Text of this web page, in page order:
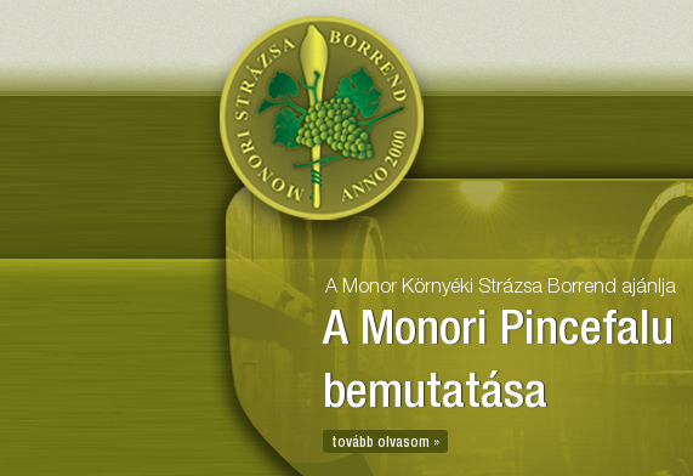
A Monor Környéki Strázsa Borrend ajánlja
A Monori Pincefalu
bemutatása
tovább olvasom »